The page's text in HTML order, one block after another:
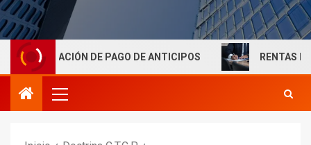
DE PAGO DE ANTICIPOS RENTAS LABORALES